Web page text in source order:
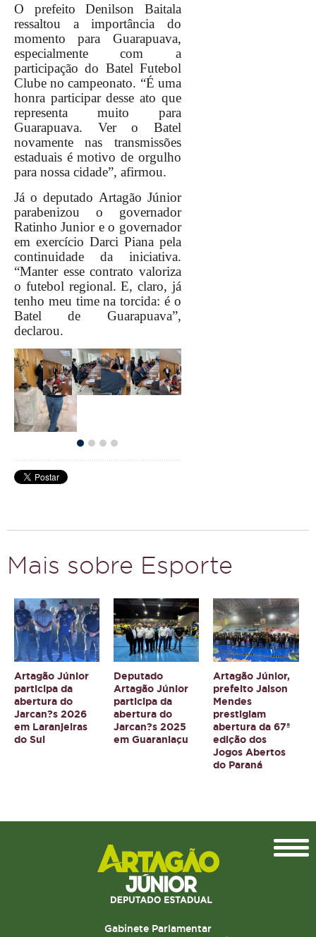
O prefeito Denilson Baitala
ressaltou a importância do
momento para Guarapuava,
especialmente com a
participação do Batel Futebol
Clube no campeonato. “É uma
honra participar desse ato que
representa muito para
Guarapuava. Ver o Batel
novamente nas transmissões
estaduais é motivo de orgulho
para nossa cidade”, afirmou.
Já o deputado Artagão Júnior
parabenizou o governador
Ratinho Junior e o governador
em exercício Darci Piana pela
continuidade da iniciativa.
“Manter esse contrato valoriza
o futebol regional. E, claro, já
tenho meu time na torcida: é o
Batel de Guarapuava”,
declarou.
Mais sobre Esporte
Artagão Júnior
participa da
abertura do
Jarcan?s 2026
em Laranjeiras
do Sul
Deputado
Artagão Júnior
participa da
abertura do
Jarcan?s 2025
em Guaraniaçu
Artagão Júnior,
prefeito Jaison
Mendes
prestigiam
abertura da 67ª
edição dos
Jogos Abertos
do Paraná
Gabinete Parlamentar